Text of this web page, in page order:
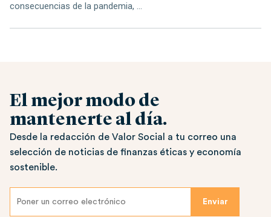
consecuencias de la pandemia, ...
El mejor modo de
mantenerte al día.
Desde la redacción de Valor Social a tu correo una
selección de noticias de finanzas éticas y economía
sostenible.